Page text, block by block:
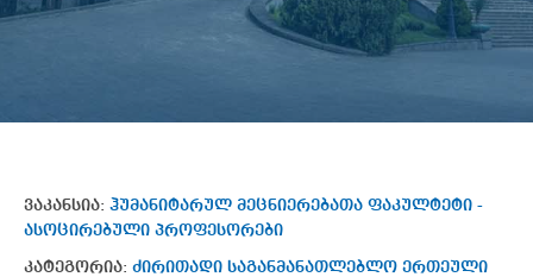
ვაკანსია: ჰუმანიტარულ მეცნიერებათა ფაკულტეტი -
ასოცირებული პროფესორები
კატეგორია: ძირითადი საგანმანათლებლო ერთეული